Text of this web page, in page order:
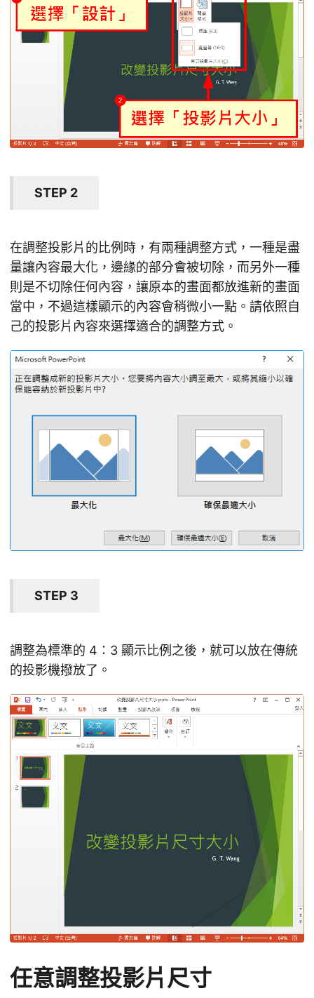
STEP 2
在調整投影片的比例時，有兩種調整方式，一種是盡
量讓內容最大化，邊緣的部分會被切除，而另外一種
則是不切除任何內容，讓原本的畫面都放進新的畫面
當中，不過這樣顯示的內容會稍微小一點。請依照自
己的投影片內容來選擇適合的調整方式。
STEP 3
調整為標準的 4：3 顯示比例之後，就可以放在傳統
的投影機撥放了。
任意調整投影片尺寸